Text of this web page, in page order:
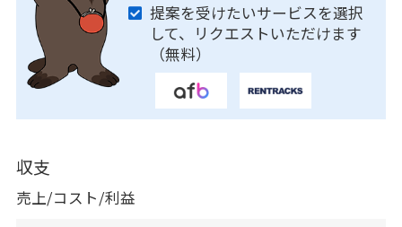
提案を受けたいサービスを選択
して、リクエストいただけます
（無料）
収支
売上/コスト/利益